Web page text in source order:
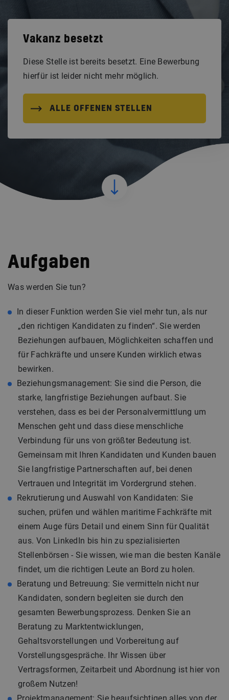
Vakanz besetzt
Diese Stelle ist bereits besetzt. Eine Bewerbung
hierfür ist leider nicht mehr möglich.
ALLE OFFENEN STELLEN
Aufgaben
Was werden Sie tun?
In dieser Funktion werden Sie viel mehr tun, als nur
„den richtigen Kandidaten zu finden“. Sie werden
Beziehungen aufbauen, Möglichkeiten schaffen und
für Fachkräfte und unsere Kunden wirklich etwas
bewirken.
Beziehungsmanagement: Sie sind die Person, die
starke, langfristige Beziehungen aufbaut. Sie
verstehen, dass es bei der Personalvermittlung um
Menschen geht und dass diese menschliche
Verbindung für uns von größter Bedeutung ist.
Gemeinsam mit Ihren Kandidaten und Kunden bauen
Sie langfristige Partnerschaften auf, bei denen
Vertrauen und Integrität im Vordergrund stehen.
Rekrutierung und Auswahl von Kandidaten: Sie
suchen, prüfen und wählen maritime Fachkräfte mit
einem Auge fürs Detail und einem Sinn für Qualität
aus. Von LinkedIn bis hin zu spezialisierten
Stellenbörsen - Sie wissen, wie man die besten Kanäle
findet, um die richtigen Leute an Bord zu holen.
Beratung und Betreuung: Sie vermitteln nicht nur
Kandidaten, sondern begleiten sie durch den
gesamten Bewerbungsprozess. Denken Sie an
Beratung zu Marktentwicklungen,
Gehaltsvorstellungen und Vorbereitung auf
Vorstellungsgespräche. Ihr Wissen über
Vertragsformen, Zeitarbeit und Abordnung ist hier von
großem Nutzen!